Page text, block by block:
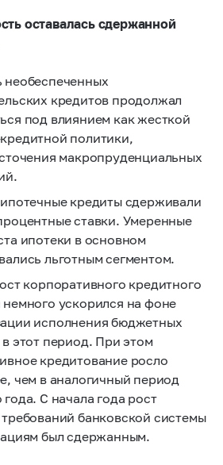
оставалась сдержанной
необеспеченных
кредитов продолжал
под влиянием как жесткой
политики,
макропруденциальных
кредиты сдерживали
ставки. Умеренные
ипотеки в основном
льготным сегментом.
корпоративного кредитного
ускорился на фоне
исполнения бюджетных
этот период. При этом
кредитование росло
чем в аналогичный период
С начала года рост
банковской системы
был сдержанным.